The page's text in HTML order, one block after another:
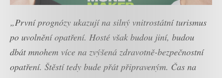
„První prognózy ukazují na silný vnitrostátní turismus
po uvolnění opatření. Hosté však budou jiní, budou
dbát mnohem více na zvýšená zdravotně-bezpečnostní
opatření. Štěstí tedy bude přát připraveným. Čas na